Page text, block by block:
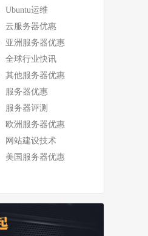
Ubuntu运维
云服务器优惠
亚洲服务器优惠
全球行业快讯
其他服务器优惠
服务器优惠
服务器评测
欧洲服务器优惠
网站建设技术
美国服务器优惠